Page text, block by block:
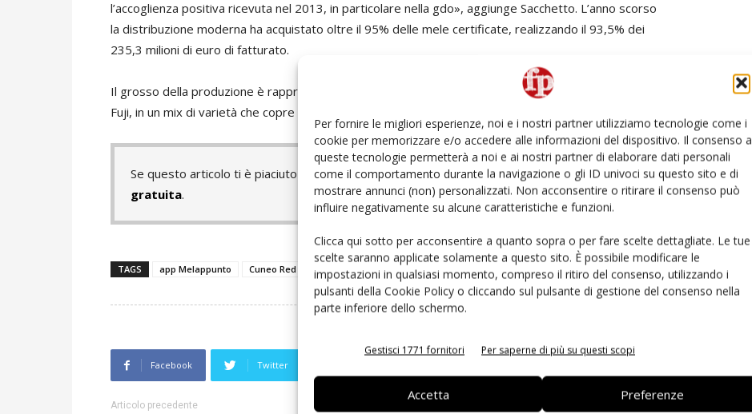
Per fornire le migliori esperienze, noi e i nostri partner utilizziamo tecnologie come i
cookie per memorizzare e/o accedere alle informazioni del dispositivo. Il consenso a
queste tecnologie permetterà a noi e ai nostri partner di elaborare dati personali
come il comportamento durante la navigazione o gli ID univoci su questo sito e di
mostrare annunci (non) personalizzati. Non acconsentire o ritirare il consenso può
influire negativamente su alcune caratteristiche e funzioni.
Clicca qui sotto per acconsentire a quanto sopra o per fare scelte dettagliate. Le tue
scelte saranno applicate solamente a questo sito. È possibile modificare le
impostazioni in qualsiasi momento, compreso il ritiro del consenso, utilizzando i
pulsanti della Cookie Policy o cliccando sul pulsante di gestione del consenso nella
parte inferiore dello schermo.
Gestisci 1771 fornitori Per saperne di più su questi scopi
Accetta Preferenze
l’accoglienza positiva ricevuta nel 2013, in particolare nella gdo», aggiunge Sacchetto. L’anno scorso
la distribuzione moderna ha acquistato oltre il 95% delle mele certificate, realizzando il 93,5% dei
235,3 milioni di euro di fatturato.
Il grosso della produzione è rappresentato da Gala e Red Delicious, a cui si affiancano Braeburn e
Fuji, in un mix di varietà che copre praticamente tutto l’anno commerciale.
Se questo articolo ti è piaciuto e vuoi rimanere sempre informatoiscriviti alla newsletter
gratuita.
TAGS app Melappunto Cuneo Red Apple mela rossa Cuneo mele Igp Pgi apples Regione Piemonte
Facebook Twitter
Articolo precedente